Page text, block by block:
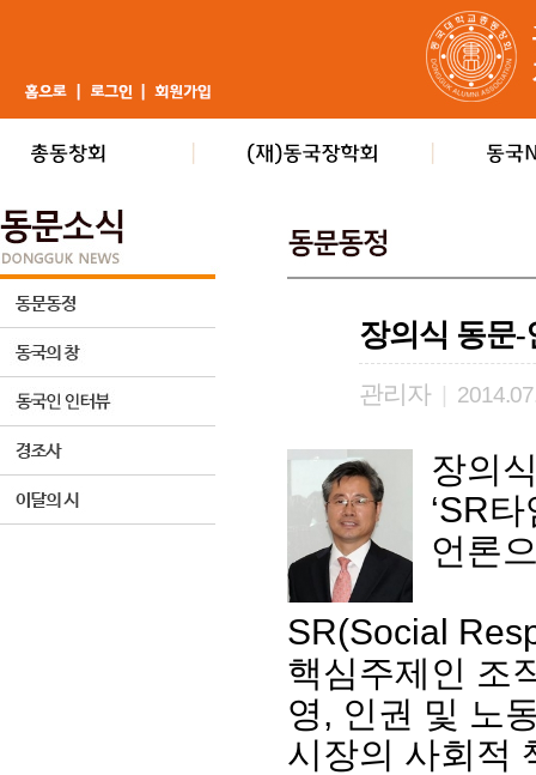
장의식 동문-
관리자
장의
‘SR
언론
SR(Social
핵심주제인 조
영, 인권 및 노
시장의 사회적